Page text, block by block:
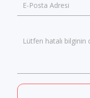
E-Posta Adresi
Lütfen hatalı bilginin